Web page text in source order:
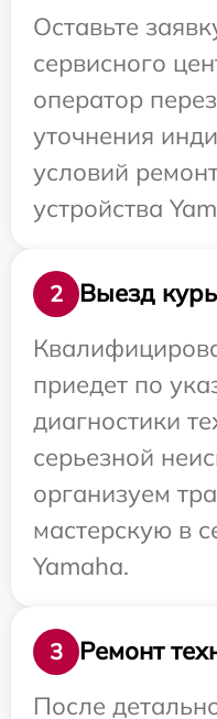
Оставьте
сервисного
оператор
уточнения
условий
устройства
2
Выезд
приедет по
диагностики
серьезной
организуем
мастерскую в
Yamaha.
3
Ремонт
После